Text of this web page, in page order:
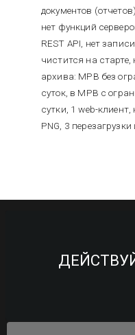
документов
нет функций серверов OPC/
REST API, нет
чистится на старте,
архива: МРВ без
суток, в МРВ с
сутки, 1 web-